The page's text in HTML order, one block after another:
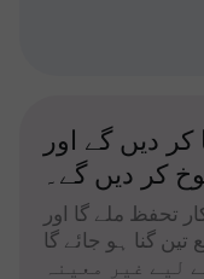
دیں گے اور
کر دیں گے۔
تحفظ ملے گا اور
تین گنا ہو جائے گا
لیے غیر معینہ